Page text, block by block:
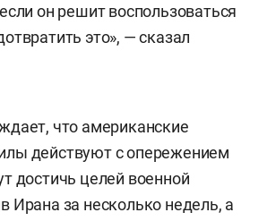
он решит воспользоваться
это», — сказал
что американские
действуют с опережением
достичь целей военной
Ирана за несколько недель, а